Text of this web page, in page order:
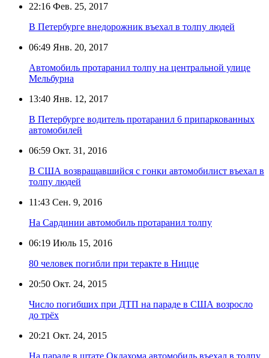
22:16 Фев. 25, 2017
В Петербурге внедорожник въехал в толпу людей
06:49 Янв. 20, 2017
Автомобиль протаранил толпу на центральной улице
Мельбурна
13:40 Янв. 12, 2017
В Петербурге водитель протаранил 6 припаркованных
автомобилей
06:59 Окт. 31, 2016
В США возвращавшийся с гонки автомобилист въехал в
толпу людей
11:43 Сен. 9, 2016
На Сардинии автомобиль протаранил толпу
06:19 Июль 15, 2016
80 человек погибли при теракте в Ницце
20:50 Окт. 24, 2015
Число погибших при ДТП на параде в США возросло
до трёх
20:21 Окт. 24, 2015
На параде в штате Оклахома автомобиль въехал в толпу